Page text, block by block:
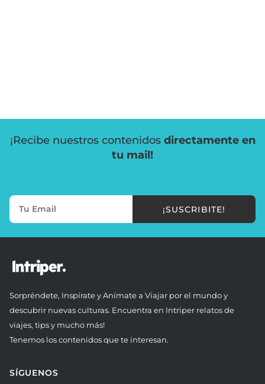
¡Recibe nuestros contenidos directamente en
tu mail!
¡SUSCRIBITE!
Sorpréndete, Inspírate y Anímate a Viajar por el mundo y
descubrir nuevas culturas. Encuentra en Intriper relatos de
viajes, tips y mucho más!
Tenemos los contenidos que te interesan.
SÍGUENOS